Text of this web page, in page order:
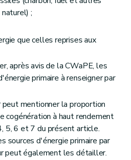
;
que celles reprises aux
après avis de la CWaPE, les
primaire à renseigner par
peut mentionner la proportion
cogénération à haut rendement
5, 6 et 7 du présent article.
sources d'énergie primaire par
peut également les détailler.